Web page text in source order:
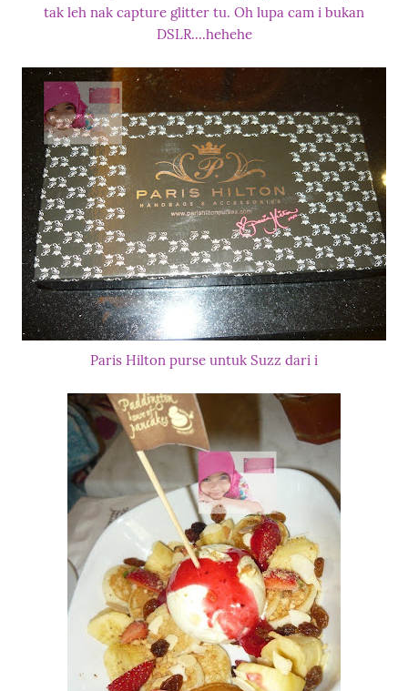
tak leh nak capture glitter tu. Oh lupa cam i bukan
DSLR....hehehe
Paris Hilton purse untuk Suzz dari i